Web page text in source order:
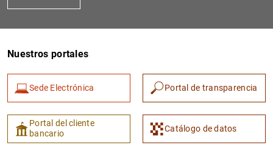
1 2
Nuestros portales
Sede Electrónica Portal de transparencia
Portal del cliente
bancario
Catálogo de datos